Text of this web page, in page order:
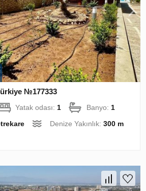
№177333
Yatak odası: 1 Banyo: 1
Denize Yakınlık:300 m